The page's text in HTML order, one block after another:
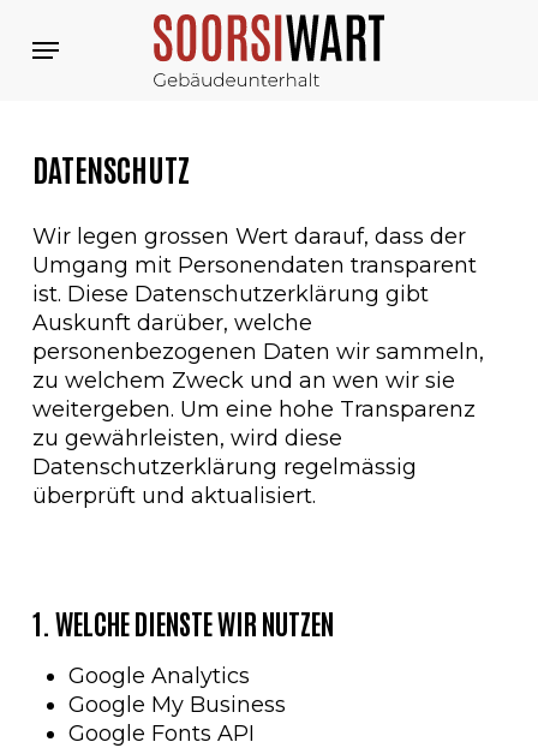
Menu
DATENSCHUTZ
Wir legen grossen Wert darauf, dass der
Umgang mit Personendaten transparent
ist. Diese Datenschutzerklärung gibt
Auskunft darüber, welche
personenbezogenen Daten wir sammeln,
zu welchem Zweck und an wen wir sie
weitergeben. Um eine hohe Transparenz
zu gewährleisten, wird diese
Datenschutzerklärung regelmässig
überprüft und aktualisiert.
1. WELCHE DIENSTE WIR NUTZEN
Google Analytics
Google My Business
Google Fonts API